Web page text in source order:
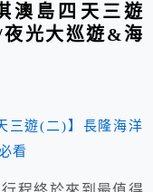
澳島四天三遊
光大巡遊&海